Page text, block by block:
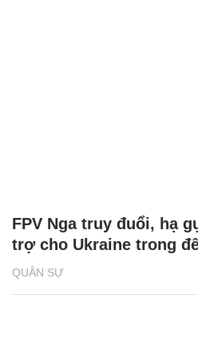
QUÂN SỰ
FPV Nga truy đuổi, hạ
trợ cho Ukraine trong